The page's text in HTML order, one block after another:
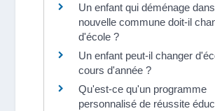
Un enfant qui déménage
nouvelle commune doit-il
d'école ?
Un enfant peut-il changer
cours d'année ?
Qu'est-ce qu'un programme
personnalisé de réussite